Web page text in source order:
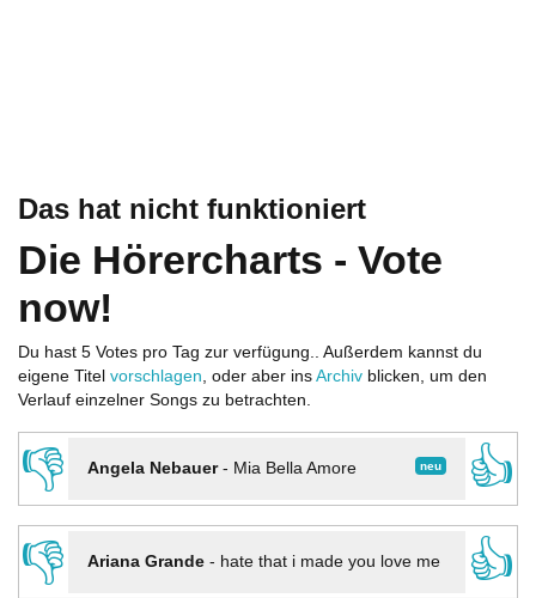
Das hat nicht funktioniert
Die Hörercharts - Vote
now!
Du hast 5 Votes pro Tag zur verfügung.. Außerdem kannst du
eigene Titel vorschlagen, oder aber ins Archiv blicken, um den
Verlauf einzelner Songs zu betrachten.
👎 neu
Angela Nebauer- Mia Bella Amore
👍
👎
Ariana Grande- hate that i made you love me
👍